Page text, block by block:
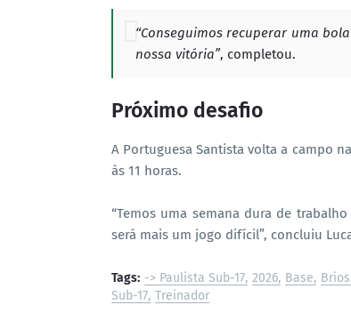
“Conseguimos recuperar uma
nossa vitória”, completou.
Próximo desafio
A Portuguesa Santista volta a campo
às 11 horas.
“Temos uma semana dura de
será mais um jogo difícil”, concluiu
Tags: -> Paulista Sub-17 2026 Base
Sub-17 Treinador